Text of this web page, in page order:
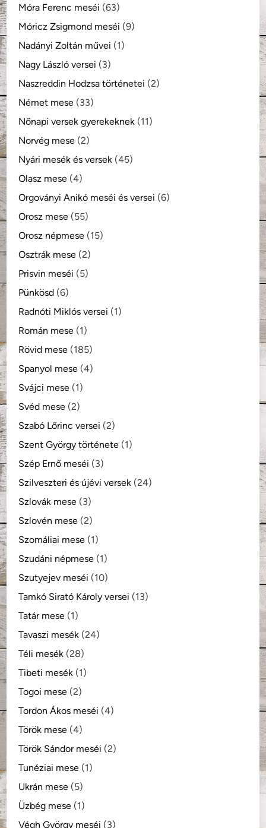
Móra Ferenc meséi (63)
Móricz Zsigmond meséi (9)
Nadányi Zoltán művei (1)
Nagy László versei (3)
Naszreddin Hodzsa történetei (2)
Német mese (33)
Nőnapi versek gyerekeknek (11)
Norvég mese (2)
Nyári mesék és versek (45)
Olasz mese (4)
Orgoványi Anikó meséi és versei (6)
Orosz mese (55)
Orosz népmese (15)
Osztrák mese (2)
Prisvin meséi (5)
Pünkösd (6)
Radnóti Miklós versei (1)
Román mese (1)
Rövid mese (185)
Spanyol mese (4)
Svájci mese (1)
Svéd mese (2)
Szabó Lőrinc versei (2)
Szent György története (1)
Szép Ernő meséi (3)
Szilveszteri és újévi versek (24)
Szlovák mese (3)
Szlovén mese (2)
Szomáliai mese (1)
Szudáni népmese (1)
Szutyejev meséi (10)
Tamkó Sirató Károly versei (13)
Tatár mese (1)
Tavaszi mesék (24)
Téli mesék (28)
Tibeti mesék (1)
Togoi mese (2)
Tordon Ákos meséi (4)
Török mese (4)
Török Sándor meséi (2)
Tunéziai mese (1)
Ukrán mese (5)
Üzbég mese (1)
Végh György meséi (3)